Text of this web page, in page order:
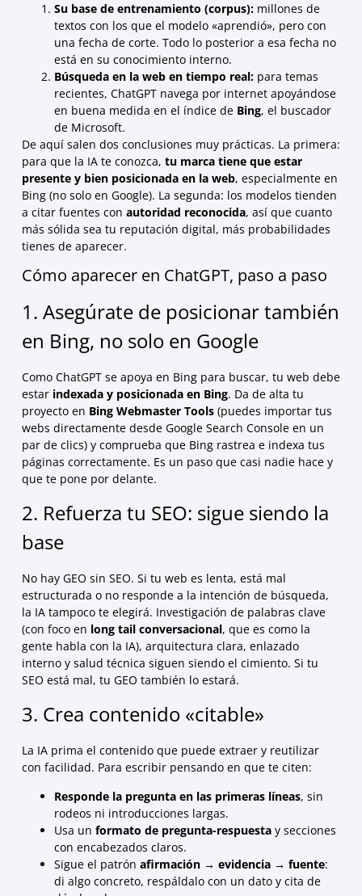
Su base de entrenamiento (corpus):millones de
textos con los que el modelo «aprendió», pero con
una fecha de corte. Todo lo posterior a esa fecha no
está en su conocimiento interno.
Búsqueda en la web en tiempo real:para temas
recientes, ChatGPT navega por internet apoyándose
en buena medida en el índice de Bing, el buscador
de Microsoft.
De aquí salen dos conclusiones muy prácticas. La primera:
para que la IA te conozca, tu marca tiene que estar
presente y bien posicionada en la web, especialmente en
Bing (no solo en Google). La segunda: los modelos tienden
a citar fuentes con autoridad reconocida, así que cuanto
más sólida sea tu reputación digital, más probabilidades
tienes de aparecer.
Cómo aparecer en ChatGPT, paso a paso
1. Asegúrate de posicionar también
en Bing, no solo en Google
Como ChatGPT se apoya en Bing para buscar, tu web debe
estar indexada y posicionada en Bing. Da de alta tu
proyecto en Bing Webmaster Tools(puedes importar tus
webs directamente desde Google Search Console en un
par de clics) y comprueba que Bing rastrea e indexa tus
páginas correctamente. Es un paso que casi nadie hace y
que te pone por delante.
2. Refuerza tu SEO: sigue siendo la
base
No hay GEO sin SEO. Si tu web es lenta, está mal
estructurada o no responde a la intención de búsqueda,
la IA tampoco te elegirá. Investigación de palabras clave
(con foco en long tail conversacional, que es como la
gente habla con la IA), arquitectura clara, enlazado
interno y salud técnica siguen siendo el cimiento. Si tu
SEO está mal, tu GEO también lo estará.
3. Crea contenido «citable»
La IA prima el contenido que puede extraer y reutilizar
con facilidad. Para escribir pensando en que te citen:
Responde la pregunta en las primeras líneas, sin
rodeos ni introducciones largas.
Usa un formato de pregunta-respuestay secciones
con encabezados claros.
Sigue el patrón afirmación → evidencia → fuente:
di algo concreto, respáldalo con un dato y cita de